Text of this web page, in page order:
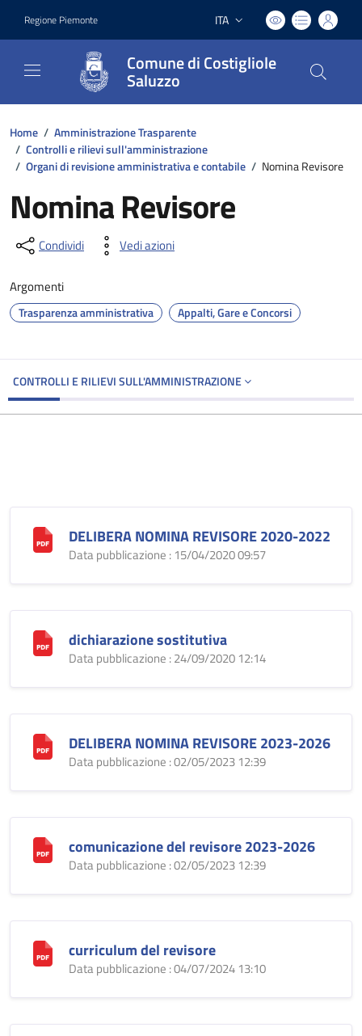
Regione Piemonte Lingua attiva:
ITA
Comune di Costigliole
Saluzzo
Home / Amministrazione Trasparente
/ Controlli e rilievi sull'amministrazione
/ Organi di revisione amministrativa e contabile / Nomina Revisore
Nomina Revisore
Condividi Vedi azioni
Argomenti
Trasparenza amministrativa Appalti, Gare e Concorsi
CONTROLLI E RILIEVI SULL'AMMINISTRAZIONE
DELIBERA NOMINA REVISORE 2020-2022
Data pubblicazione : 15/04/2020 09:57
dichiarazione sostitutiva
Data pubblicazione : 24/09/2020 12:14
DELIBERA NOMINA REVISORE 2023-2026
Data pubblicazione : 02/05/2023 12:39
comunicazione del revisore 2023-2026
Data pubblicazione : 02/05/2023 12:39
curriculum del revisore
Data pubblicazione : 04/07/2024 13:10